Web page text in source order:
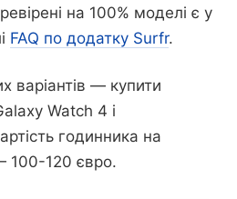
на 100% моделі є у
FAQ по додатку Surfr.
варіантів — купити
Watch 4 і
годинника на
100-120 євро.